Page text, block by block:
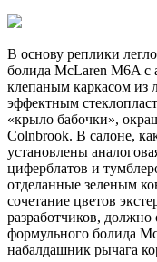
В основу реплики
болида McLaren M6A с
клепаным каркасом из
эффектным
«крыло бабочки»,
Colnbrook. В салоне,
установлены
циферблатов и
отделанные зеленым
сочетание цветов
разработчиков, должно
формульного болида
набалдашник рычага